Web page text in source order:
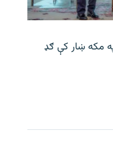
مکه ښار کې ګډ